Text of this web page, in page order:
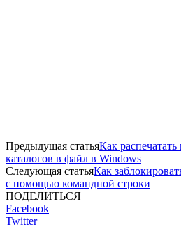
Предыдущая статьяКак
каталогов в файл в Windows
Следующая статьяКак
с помощью командной строки
ПОДЕЛИТЬСЯ
Facebook
Twitter